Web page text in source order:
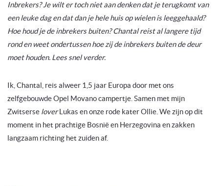
Inbrekers? Je wilt er toch niet aan denken dat je terugkomt van
een leuke dag en dat dan je hele huis op wielen is leeggehaald?
Hoe houd je de inbrekers buiten? Chantal reist al langere tijd
rond en weet ondertussen hoe zij de inbrekers buiten de deur
moet houden. Lees snel verder.
Ik, Chantal, reis alweer 1,5 jaar Europa door met ons
zelfgebouwde Opel Movano campertje. Samen met mijn
Zwitserse loverLukas en onze rode kater Ollie. We zijn op dit
moment in het prachtige Bosnië en Herzegovina en zakken
langzaam richting het zuiden af.